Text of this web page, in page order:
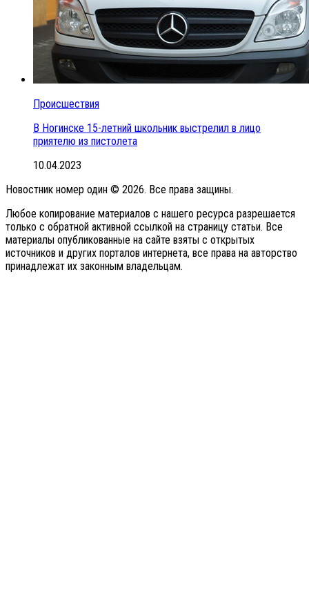
Происшествия
В Ногинске 15-летний школьник выстрелил в лицо
приятелю из пистолета
10.04.2023
Новостник номер один © 2026. Все права защины.
Любое копирование материалов с нашего ресурса разрешается
только с обратной активной ссылкой на страницу статьи. Все
материалы опубликованные на сайте взяты с открытых
источников и других порталов интернета, все права на авторство
принадлежат их законным владельцам.